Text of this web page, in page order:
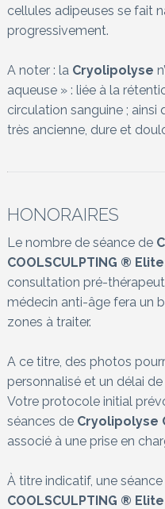
cellules adipeuses se fait
progressivement.
A noter : la Cryolipolyse
aqueuse » : liée à la
circulation sanguine ; ainsi
très ancienne, dure et
HONORAIRES
Le nombre de séance de
COOLSCULPTING ® Elite
consultation pré-
médecin anti-âge fera un
zones à traiter.
A ce titre, des photos
personnalisé et un délai
Votre protocole initial
séances de Cryolipolyse
associé à une prise en
À titre indicatif, une
COOLSCULPTING ® Elite